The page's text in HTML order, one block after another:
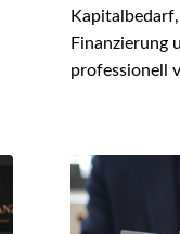
Finanzierung
professionell